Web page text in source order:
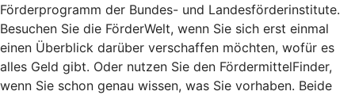
Förderprogramm der Bundes- und Landesförderinstitute.
Besuchen Sie die FörderWelt, wenn Sie sich erst einmal
einen Überblick darüber verschaffen möchten, wofür es
alles Geld gibt. Oder nutzen Sie den FördermittelFinder,
wenn Sie schon genau wissen, was Sie vorhaben. Beide